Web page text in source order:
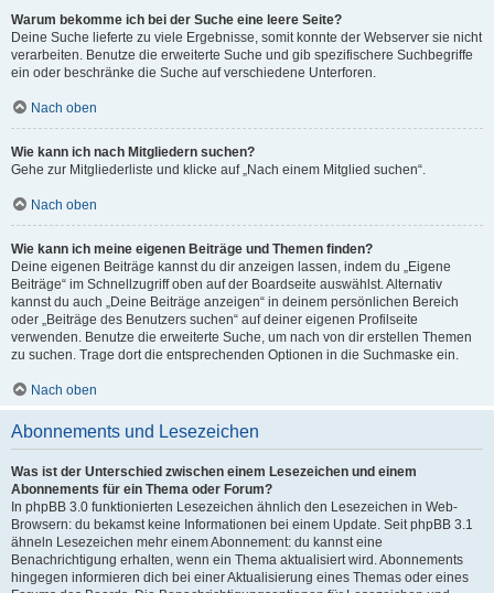
Warum bekomme ich bei der Suche eine leere Seite?
Deine Suche lieferte zu viele Ergebnisse, somit konnte der Webserver sie nicht
verarbeiten. Benutze die erweiterte Suche und gib spezifischere Suchbegriffe
ein oder beschränke die Suche auf verschiedene Unterforen.
Nach oben
Wie kann ich nach Mitgliedern suchen?
Gehe zur Mitgliederliste und klicke auf „Nach einem Mitglied suchen“.
Nach oben
Wie kann ich meine eigenen Beiträge und Themen finden?
Deine eigenen Beiträge kannst du dir anzeigen lassen, indem du „Eigene
Beiträge“ im Schnellzugriff oben auf der Boardseite auswählst. Alternativ
kannst du auch „Deine Beiträge anzeigen“ in deinem persönlichen Bereich
oder „Beiträge des Benutzers suchen“ auf deiner eigenen Profilseite
verwenden. Benutze die erweiterte Suche, um nach von dir erstellen Themen
zu suchen. Trage dort die entsprechenden Optionen in die Suchmaske ein.
Nach oben
Abonnements und Lesezeichen
Was ist der Unterschied zwischen einem Lesezeichen und einem
Abonnements für ein Thema oder Forum?
In phpBB 3.0 funktionierten Lesezeichen ähnlich den Lesezeichen in Web-
Browsern: du bekamst keine Informationen bei einem Update. Seit phpBB 3.1
ähneln Lesezeichen mehr einem Abonnement: du kannst eine
Benachrichtigung erhalten, wenn ein Thema aktualisiert wird. Abonnements
hingegen informieren dich bei einer Aktualisierung eines Themas oder eines